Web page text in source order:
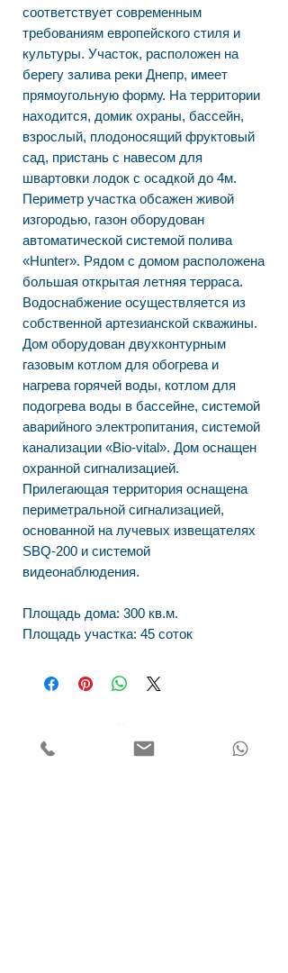
соответствует современным
требованиям европейского стиля и
культуры. Участок, расположен на
берегу залива реки Днепр, имеет
прямоугольную форму. На территории
находится, домик охраны, бассейн,
взрослый, плодоносящий фруктовый
сад, пристань с навесом для
швартовки лодок с осадкой до 4м.
Периметр участка обсажен живой
изгородью, газон оборудован
автоматической системой полива
«Hunter». Рядом с домом расположена
большая открытая летняя терраса.
Водоснабжение осуществляется из
собственной артезианской скважины.
Дом оборудован двухконтурным
газовым котлом для обогрева и
нагрева горячей воды, котлом для
подогрева воды в бассейне, системой
аварийного электропитания, системой
канализации «Bio-vital». Дом оснащен
охранной сигнализацией.
Прилегающая территория оснащена
периметральной сигнализацией,
основанной на лучевых извещателях
SBQ-200 и системой
видеонаблюдения.
Площадь дома: 300 кв.м.
Площадь участка: 45 соток
Наш офис расположен по адресу